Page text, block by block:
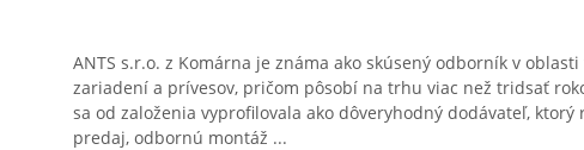
ANTS s.r.o. z Komárna je známa ako skúsený odborník v oblasti
zariadení a prívesov, pričom pôsobí na trhu viac než tridsať
sa od založenia vyprofilovala ako dôveryhodný dodávateľ, ktorý
predaj, odbornú montáž ...